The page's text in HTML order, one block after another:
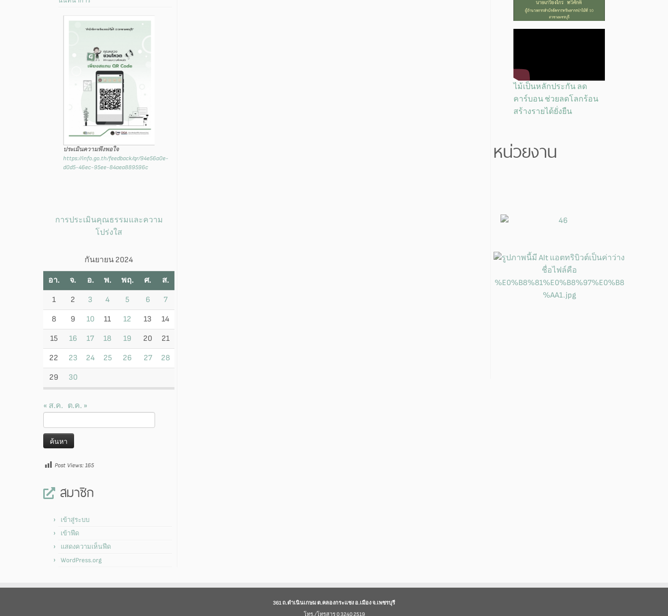
ประเมินความพึงพอใจ
https://info.go.th/feedback/qr/94e56a0e-
d0d5-46ec-95ee-84aea889596c
การประเมินคุณธรรมและความ
โปร่งใส
กันยายน 2024
อา. จ. อ. พ. พฤ. ศ. ส.
1 2 3 4 5 6 7
8 9 10 11 12 13 14
15 16 17 18 19 20 21
22 23 24 25 26 27 28
29 30
« ส.ค. ต.ค. »
สำหรับ:
Post Views: 165
สมาชิก
เข้าสู่ระบบ
เข้าฟีด
แสดงความเห็นฟีด
WordPress.org
ไม้เป็นหลักประกัน ลด
คาร์บอน ช่วยลดโลกร้อน
สร้างรายได้ยั่งยืน
หน่วยงาน
361 ถ.ดำเนินเกษม ต.คลองกระแชง อ.เมือง จ.เพชรบุรี
โทร./โทรสาร 0 3240 2519